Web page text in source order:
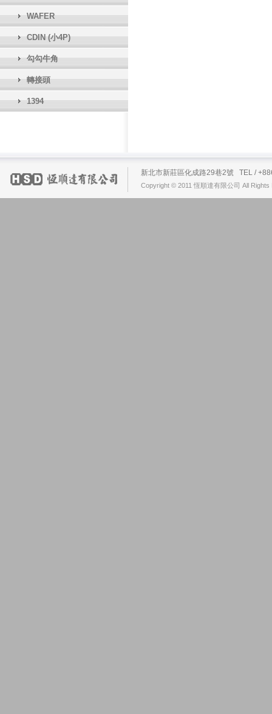
WAFER
CDIN (小4P)
勾勾牛角
轉接頭
1394
新北市新莊區化成路29巷2號 TEL /
Copyright © 2011 恆順達有限公司 All